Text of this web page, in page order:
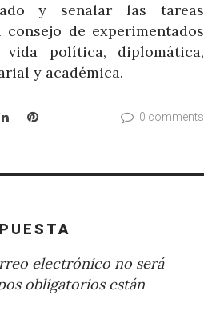
y señalar las tareas
de experimentados
política, diplomática,
y académica.
LinkedInPinterest 0 comments
electrónico no será
obligatorios están